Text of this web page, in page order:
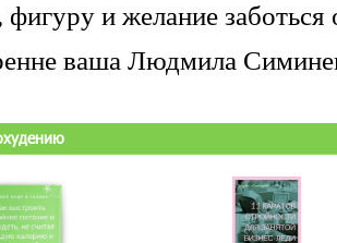
и желание заботься
ваша Людмила